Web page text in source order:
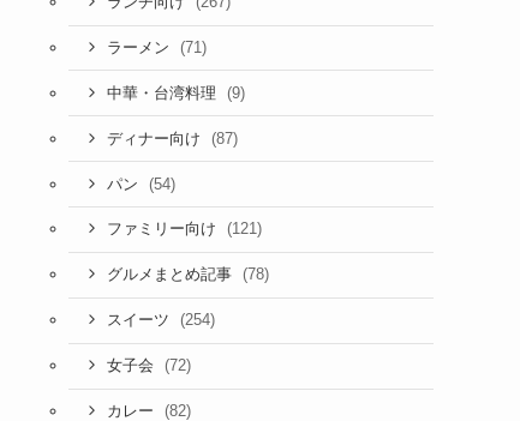
ラーメン (71)
中華・台湾料理 (9)
ディナー向け (87)
パン (54)
ファミリー向け (121)
グルメまとめ記事 (78)
スイーツ (254)
女子会 (72)
カレー (82)